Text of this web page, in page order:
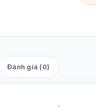
Đánh giá (0)